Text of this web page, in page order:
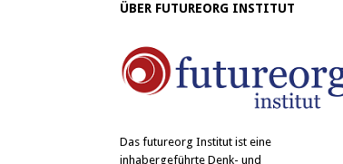
ÜBER FUTUREORG INSTITUT
Das futureorg Institut ist eine
inhabergeführte Denk- und